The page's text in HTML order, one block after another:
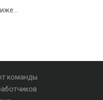
команды